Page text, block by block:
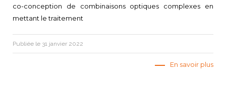
co-conception de combinaisons optiques complexes en
mettant le traitement
Publiée le 31 janvier 2022
En savoir plus